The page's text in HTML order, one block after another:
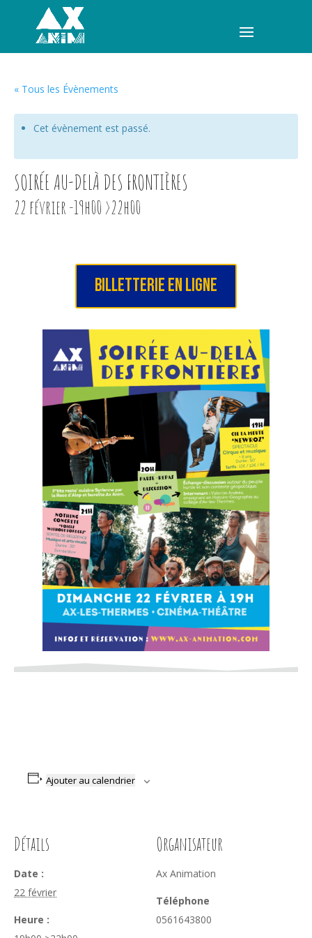
« Tous les Évènements
Cet évènement est passé.
SOIRÉE AU-DELÀ DES FRONTIÈRES
22 février -19h00 >22h00
MENU
BILLETTERIE EN LIGNE
Ajouter au calendrier
Détails
Date :
22 février
Heure :
Organisateur
Ax Animation
Téléphone
0561643800